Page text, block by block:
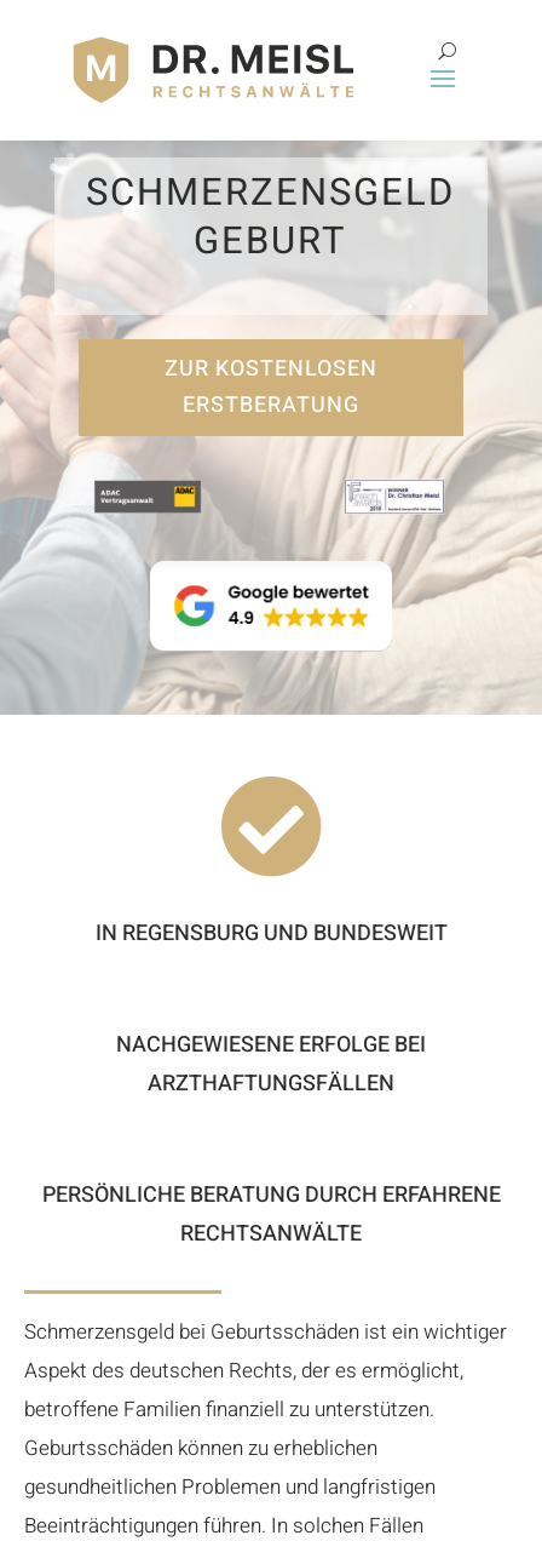
SCHMERZENSGELD
GEBURT
ZUR KOSTENLOSEN
ERSTBERATUNG

IN REGENSBURG UND BUNDESWEIT
NACHGEWIESENE ERFOLGE BEI
ARZTHAFTUNGSFÄLLEN
PERSÖNLICHE BERATUNG DURCH ERFAHRENE
RECHTSANWÄLTE
Schmerzensgeld bei Geburtsschäden ist ein wichtiger
Aspekt des deutschen Rechts, der es ermöglicht,
betroffene Familien finanziell zu unterstützen.
Geburtsschäden können zu erheblichen
gesundheitlichen Problemen und langfristigen
Beeinträchtigungen führen. In solchen Fällen